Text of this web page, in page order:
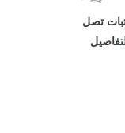
تصل